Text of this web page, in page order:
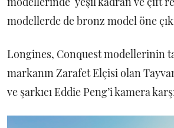
modellerde de bronz model öne
Longines, Conquest modellerinin
markanın Zarafet Elçisi olan
ve şarkıcı Eddie Peng’i kamera